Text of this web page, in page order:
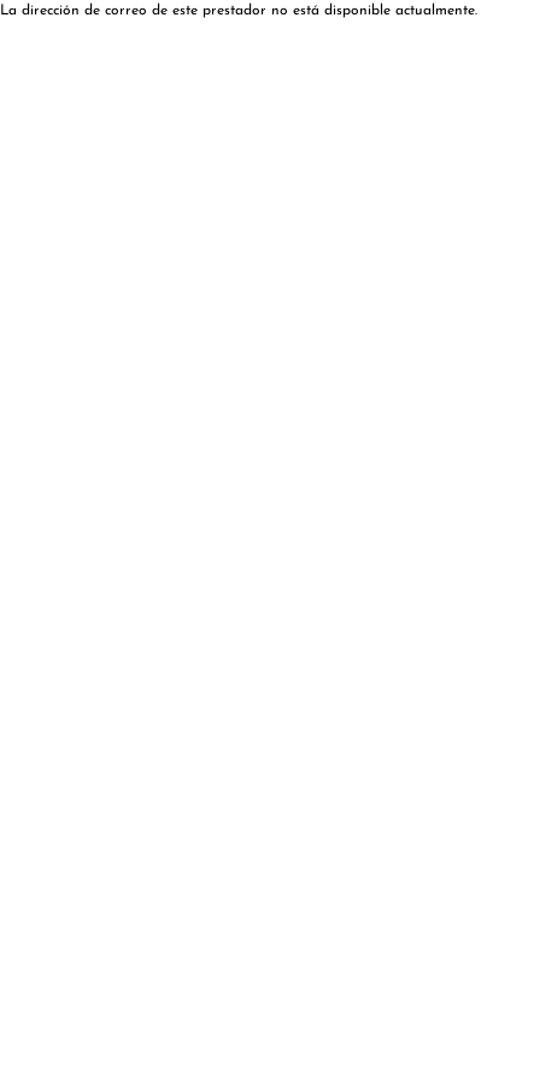
La dirección de correo de este prestador no está disponible actualmente.